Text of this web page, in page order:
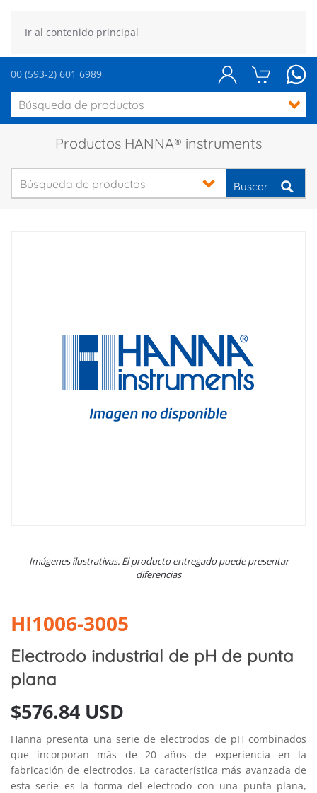
Ir al contenido principal
00 (593-2) 601 6989
Productos HANNA® instruments
Buscar
Imágenes ilustrativas. El producto entregado puede presentar
diferencias
HI1006-3005
Electrodo industrial de pH de punta
plana
$576.84 USD
Hanna presenta una serie de electrodos de pH combinados
que incorporan más de 20 años de experiencia en la
fabricación de electrodos. La característica más avanzada de
esta serie es la forma del electrodo con una punta plana,